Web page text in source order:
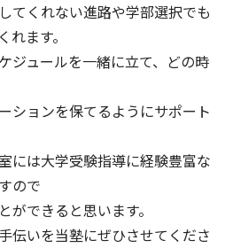
てくれない進路や学部選択でも
ます。
ジュールを一緒に立て、どの時
ションを保てるようにサポート
には大学受験指導に経験豊富な
ので
ができると思います。
伝いを当塾にぜひさせてくださ